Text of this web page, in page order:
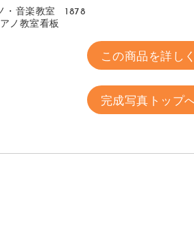
・音楽教室 1878
ノ教室看板
この商品を詳し
完成写真トップ